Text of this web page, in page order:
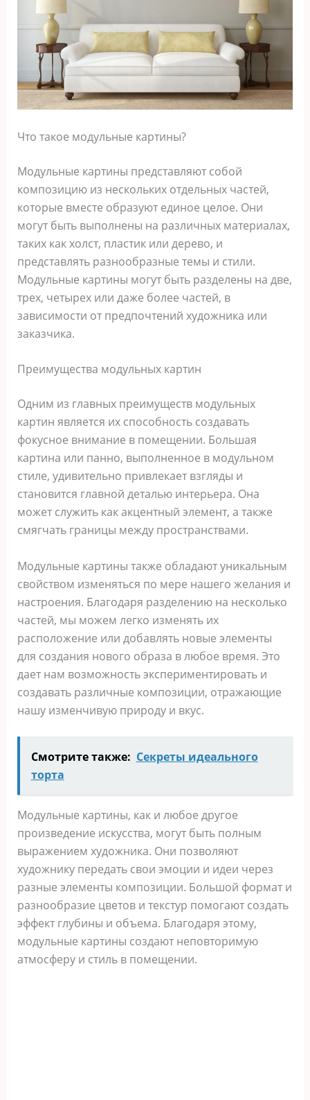
Что такое модульные картины?
Модульные картины представляют собой
композицию из нескольких отдельных частей,
которые вместе образуют единое целое. Они
могут быть выполнены на различных материалах,
таких как холст, пластик или дерево, и
представлять разнообразные темы и стили.
Модульные картины могут быть разделены на две,
трех, четырех или даже более частей, в
зависимости от предпочтений художника или
заказчика.
Преимущества модульных картин
Одним из главных преимуществ модульных
картин является их способность создавать
фокусное внимание в помещении. Большая
картина или панно, выполненное в модульном
стиле, удивительно привлекает взгляды и
становится главной деталью интерьера. Она
может служить как акцентный элемент, а также
смягчать границы между пространствами.
Модульные картины также обладают уникальным
свойством изменяться по мере нашего желания и
настроения. Благодаря разделению на несколько
частей, мы можем легко изменять их
расположение или добавлять новые элементы
для создания нового образа в любое время. Это
дает нам возможность экспериментировать и
создавать различные композиции, отражающие
нашу изменчивую природу и вкус.
Смотрите также: Секреты идеального
торта
Модульные картины, как и любое другое
произведение искусства, могут быть полным
выражением художника. Они позволяют
художнику передать свои эмоции и идеи через
разные элементы композиции. Большой формат и
разнообразие цветов и текстур помогают создать
эффект глубины и объема. Благодаря этому,
модульные картины создают неповторимую
атмосферу и стиль в помещении.